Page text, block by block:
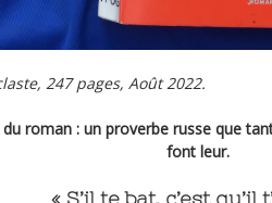
247 pages, Août 2022.
du roman : un proverbe russe que
font leur.
« S’il te bat, c’est qu’il